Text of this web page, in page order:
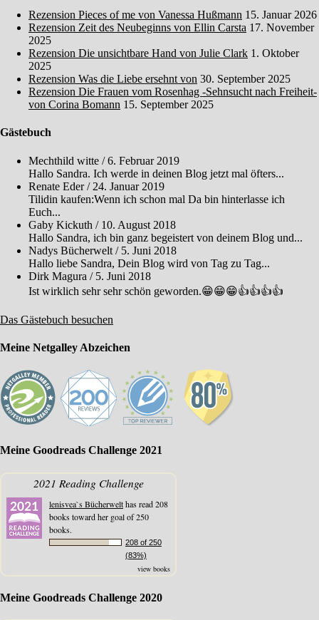
Rezension Pieces of me von Vanessa Hußmann 15. Januar 2026
Rezension Zeit des Neubeginns von Ellin Carsta 17. November
2025
Rezension Die unsichtbare Hand von Julie Clark 1. Oktober
2025
Rezension Was die Liebe ersehnt von 30. September 2025
Rezension Die Frauen vom Rosenhag -Sehnsucht nach Freiheit-
von Corina Bomann 15. September 2025
Gästebuch
Mechthild witte /6. Februar 2019
Hallo Sandra. Ich werde in deinen Blog jetzt mal öfters...
Renate Eder/ 24. Januar 2019
Tilidin kaufen:Wenn ich schon mal Da bin hinterlasse ich
Euch...
Gaby Kickuth / 10. August 2018
Hallo Sandra, ich bin ganz begeistert von deinem Blog und...
Nadys Bücherwelt / 5. Juni 2018
Hallo liebe Sandra, Dein Blog wird von Tag zu Tag...
Dirk Magura / 5. Juni 2018
Ist wirklich sehr sehr schön geworden.😁😁😁👍👍👍👍
Das Gästebuch besuchen
Meine Netgalley Abzeichen
Meine Goodreads Challenge 2021
2021 Reading Challenge
lenisvea`s Bücherwelthas read 208
books toward her goal of 250
books.
208 of 250
(83%)
view books
Meine Goodreads Challenge 2020